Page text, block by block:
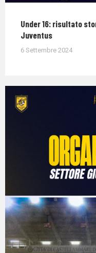
Under 16: risultato
Juventus
6 Settembre 2024